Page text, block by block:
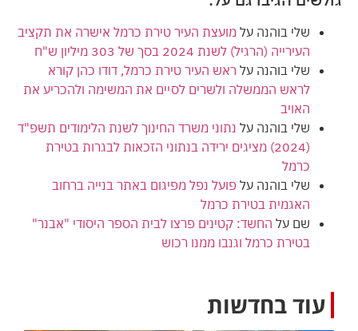
שלי בוהנה על מועצת העיר טירת כרמל אישרה את תקציב
העירייה (הרגיל) לשנת 2024 בסך של 303 מיליון ש"ח
שלי בוהנה על ראש העיר טירת כרמל, דודו כהן קורא
לראש הממשלה ולשרים לסיים את המשימה ולהכריע את
האויב
שלי בוהנה על נתוני משרד החינוך לשנת הלימודים תשפ"ד
(2024) מציגים ירידה בנתוני הזכאות לבגרות בטירת
כרמל
שלי בוהנה על פועל נפל מפיגום באתר בנייה ברחוב
האגמית בטירת כרמל
שם על החשד: קטינים פרצו לבית הספר היסודי "אבנר"
בטירת כרמל וגנבו ממנו רכוש
עוד בחדשות